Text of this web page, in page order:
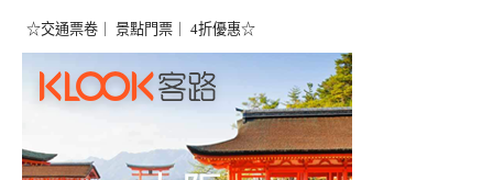
☆交通票卷｜ 景點門票｜ 4折優惠☆